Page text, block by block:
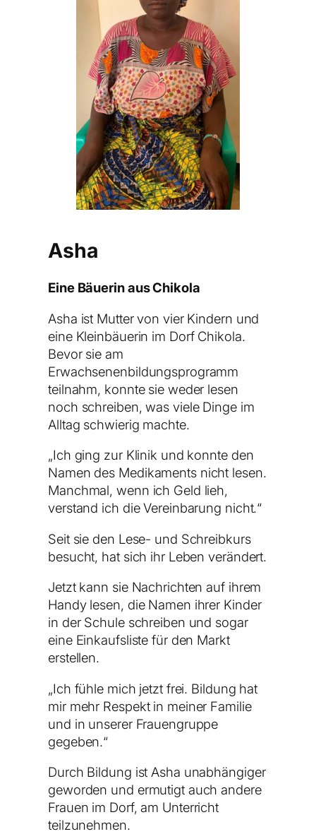
Asha
Eine Bäuerin aus Chikola
Asha ist Mutter von vier Kindern und
eine Kleinbäuerin im Dorf Chikola.
Bevor sie am
Erwachsenenbildungsprogramm
teilnahm, konnte sie weder lesen
noch schreiben, was viele Dinge im
Alltag schwierig machte.
„Ich ging zur Klinik und konnte den
Namen des Medikaments nicht lesen.
Manchmal, wenn ich Geld lieh,
verstand ich die Vereinbarung nicht.“
Seit sie den Lese- und Schreibkurs
besucht, hat sich ihr Leben verändert.
Jetzt kann sie Nachrichten auf ihrem
Handy lesen, die Namen ihrer Kinder
in der Schule schreiben und sogar
eine Einkaufsliste für den Markt
erstellen.
„Ich fühle mich jetzt frei. Bildung hat
mir mehr Respekt in meiner Familie
und in unserer Frauengruppe
gegeben.“
Durch Bildung ist Asha unabhängiger
geworden und ermutigt auch andere
Frauen im Dorf, am Unterricht
teilzunehmen.